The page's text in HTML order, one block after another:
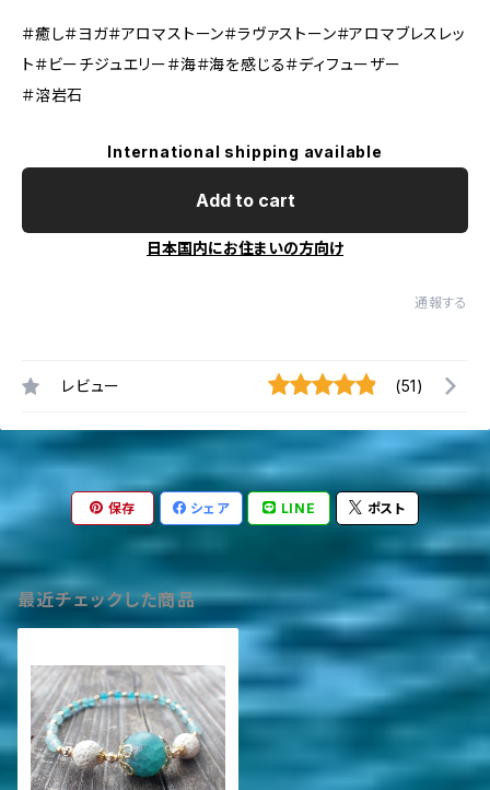
＃癒し＃ヨガ＃アロマストーン＃ラヴァストーン＃アロマブレスレッ
ト＃ビーチジュエリー＃海＃海を感じる＃ディフューザー
＃溶岩石
International shipping available
Add to cart
日本国内にお住まいの方向け
通報する
レビュー (51)
保存 シェア LINE ポスト
最近チェックした商品